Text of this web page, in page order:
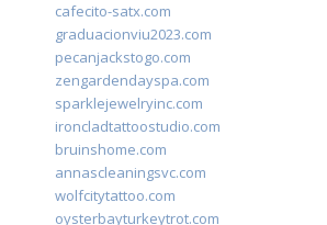
cafecito-satx.com
graduacionviu2023.com
pecanjackstogo.com
zengardendayspa.com
sparklejewelryinc.com
ironcladtattoostudio.com
bruinshome.com
annascleaningsvc.com
wolfcitytattoo.com
oysterbayturkeytrot.com